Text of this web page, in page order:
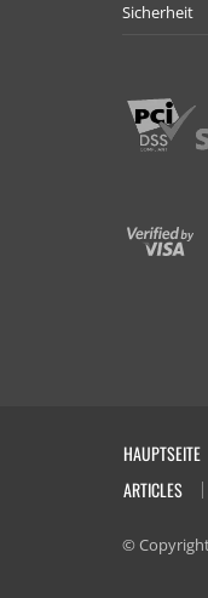
Sicherheit
HAUPTSEITE
ARTICLES
©